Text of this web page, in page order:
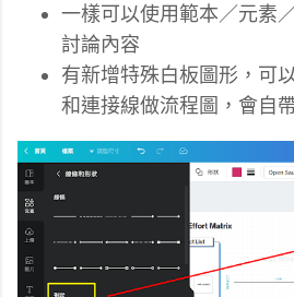
一樣可以使用範本／元素
討論內容
有新增特殊白板圖形，可
和連接線做流程圖，會自